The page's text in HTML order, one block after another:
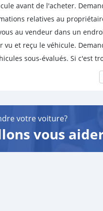
avant de l'acheter.
relatives au
au vendeur dans un
vu et reçu le véhicule.
sous-évalués. Si c'est
votre voiture?
vous